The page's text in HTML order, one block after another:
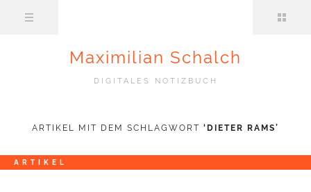
Maximilian Schalch
DIGITALES NOTIZBUCH
ARTIKEL MIT DEM SCHLAGWORT ‘ DIETER RAMS’
ARTIKEL